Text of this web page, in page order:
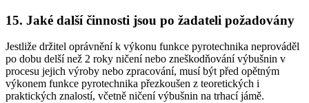
15. Jaké další činnosti jsou po žadateli požadovány
Jestliže držitel oprávnění k výkonu funkce pyrotechnika neprováděl
po dobu delší než 2 roky ničení nebo zneškodňování výbušnin v
procesu jejich výroby nebo zpracování, musí být před opětným
výkonem funkce pyrotechnika přezkoušen z teoretických i
praktických znalostí, včetně ničení výbušnin na trhací jámě.